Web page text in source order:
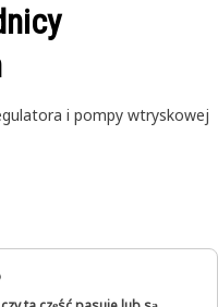
i pompy wtryskowej